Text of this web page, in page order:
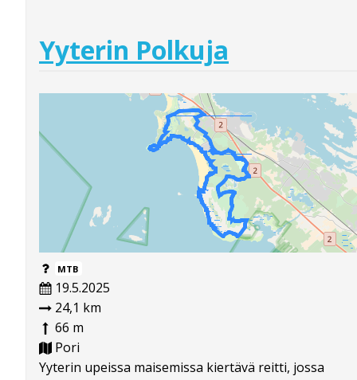
Yyterin Polkuja
MTB
19.5.2025
24,1 km
66 m
Pori
Yyterin upeissa maisemissa kiertävä reitti, jossa